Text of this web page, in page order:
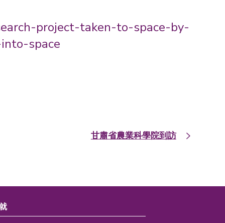
project-taken-to-space-by-
space
甘肅省農業科學院到訪